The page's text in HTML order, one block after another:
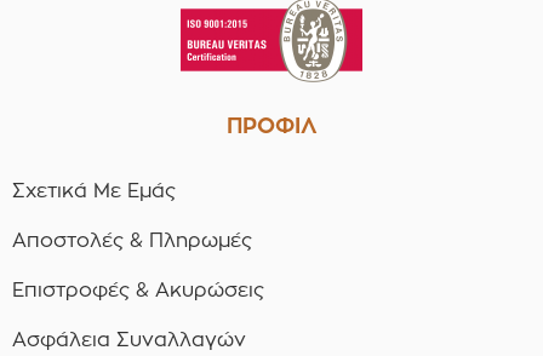
ΠΡΟΦΙΛ
Σχετικά Με Εμάς
Αποστολές & Πληρωμές
Επιστροφές & Ακυρώσεις
Ασφάλεια Συναλλαγών